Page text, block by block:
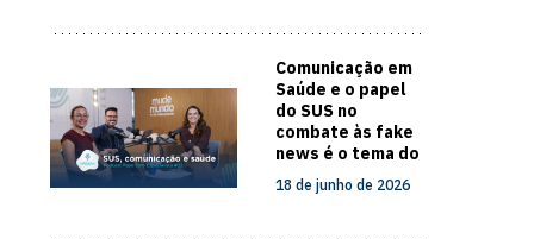
Comunicação em
Saúde e o papel
do SUS no
combate às fake
news é o tema do
novo episódio do
Papo com
18 de junho de 2026